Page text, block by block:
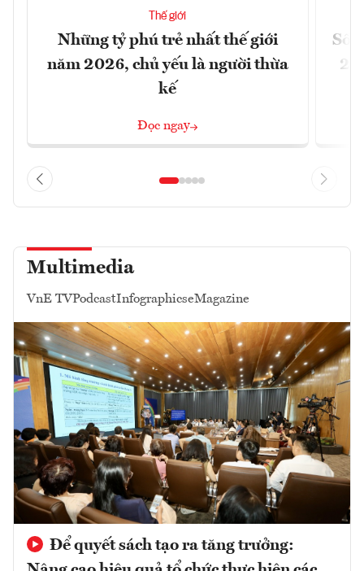
Thế giới
Những tỷ phú trẻ nhất thế giới
năm 2026, chủ yếu là người thừa
kế
Đọc ngay
Số
Multimedia
VnE TVPodcastInfographicseMagazine
Để quyết sách tạo ra tăng trưởng: